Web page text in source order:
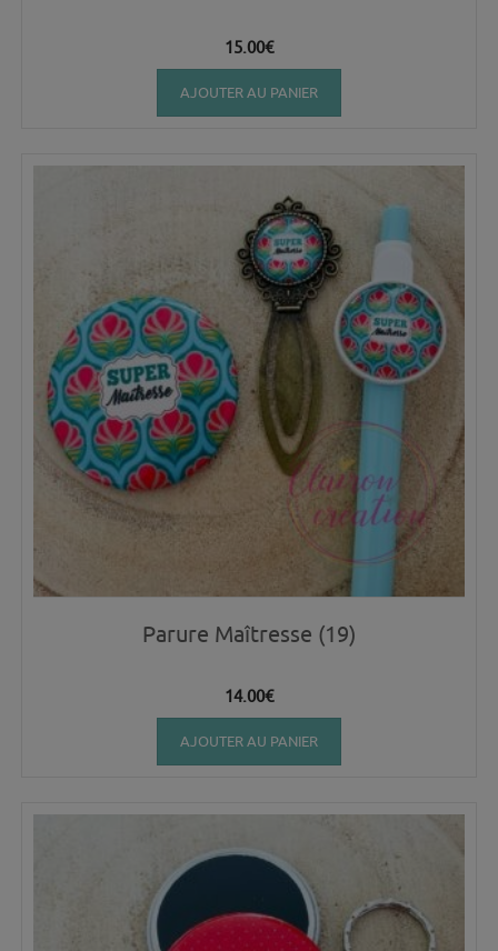
15.00€
AJOUTER AU PANIER
Parure Maîtresse (19)
14.00€
AJOUTER AU PANIER